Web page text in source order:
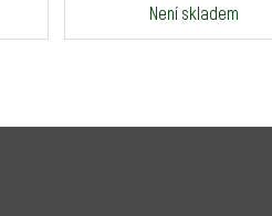
Není skladem